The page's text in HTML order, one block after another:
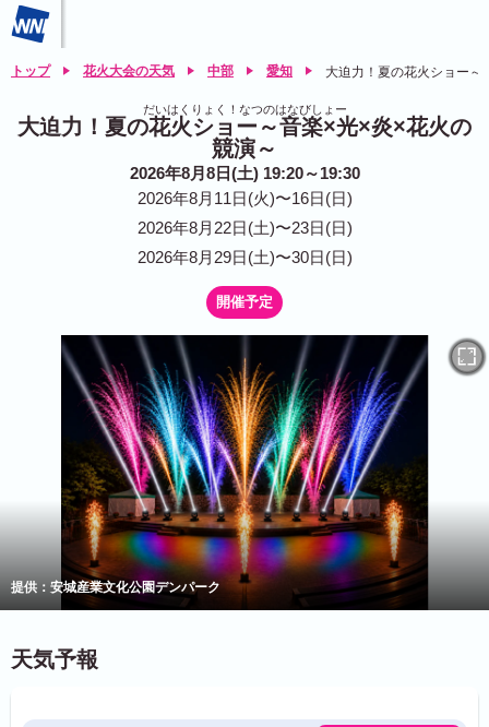
トップ 花火大会の天気 中部 愛知 大迫力！夏の花火ショー
だいはくりょく！なつのはなびしょー
大迫力！夏の花火ショー～音楽×光×炎×花火の
競演～
2026年8月8日(土) 19:20～19:30
2026年8月11日(火)〜16日(日)
2026年8月22日(土)〜23日(日)
2026年8月29日(土)〜30日(日)
開催予定
提供：安城産業文化公園デンパーク
天気予報